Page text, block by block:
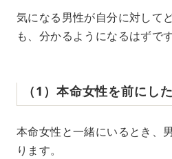
気になる男性が自分に対して
も、分かるようになるはずです
（1）本命女性を前にし
本命女性と一緒にいるとき、
ります。